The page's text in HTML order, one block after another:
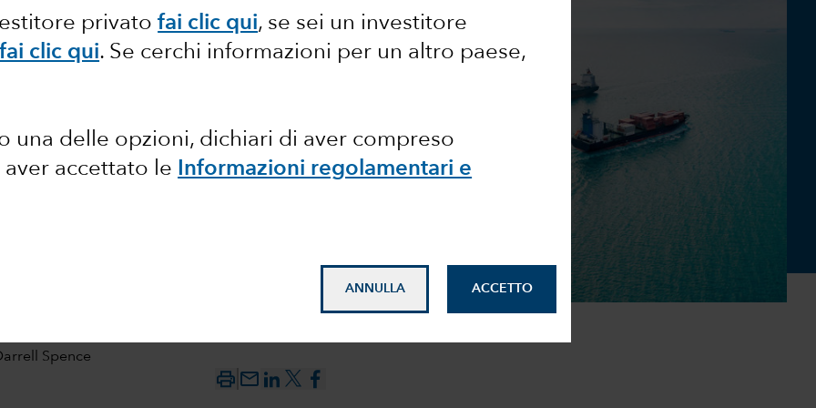
privatofai clic qui, se sei un investitore
fai clic qui. Se cerchi informazioni per un altro paese,
una delle opzioni, dichiari di aver compreso
accettato le Informazioni regolamentari e
ANNULLA ACCETTO
solida
Spence
mail_outline